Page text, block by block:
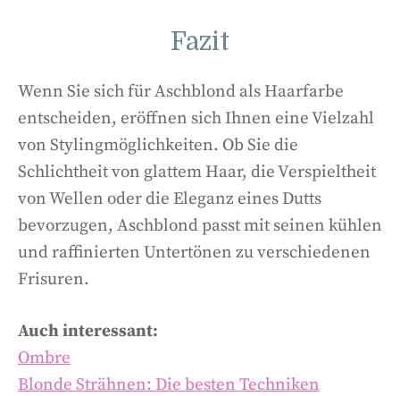
Fazit
Wenn Sie sich für Aschblond als Haarfarbe
entscheiden, eröffnen sich Ihnen eine Vielzahl
von Stylingmöglichkeiten. Ob Sie die
Schlichtheit von glattem Haar, die Verspieltheit
von Wellen oder die Eleganz eines Dutts
bevorzugen, Aschblond passt mit seinen kühlen
und raffinierten Untertönen zu verschiedenen
Frisuren.
Auch interessant:
Ombre
Blonde Strähnen: Die besten Techniken